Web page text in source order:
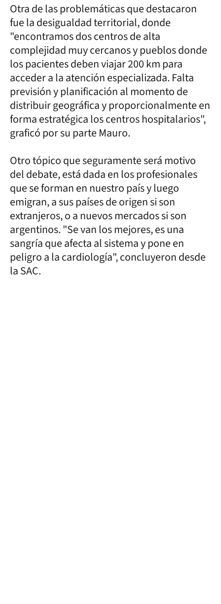
Otra de las problemáticas que destacaron
fue la desigualdad territorial, donde
"encontramos dos centros de alta
complejidad muy cercanos y pueblos donde
los pacientes deben viajar 200 km para
acceder a la atención especializada. Falta
previsión y planificación al momento de
distribuir geográfica y proporcionalmente en
forma estratégica los centros hospitalarios",
graficó por su parte Mauro.
Otro tópico que seguramente será motivo
del debate, está dada en los profesionales
que se forman en nuestro país y luego
emigran, a sus países de origen si son
extranjeros, o a nuevos mercados si son
argentinos. "Se van los mejores, es una
sangría que afecta al sistema y pone en
peligro a la cardiología", concluyeron desde
la SAC.